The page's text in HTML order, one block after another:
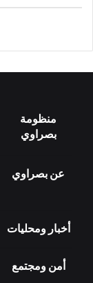
منظومة
بصراوي
عن بصراوي
أخبار ومحليات
أمن ومجتمع